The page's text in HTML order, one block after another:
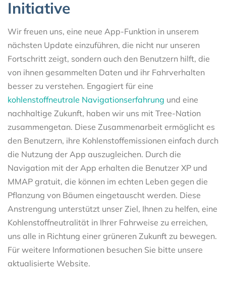
Initiative
Wir freuen uns, eine neue App-Funktion in unserem
nächsten Update einzuführen, die nicht nur unseren
Fortschritt zeigt, sondern auch den Benutzern hilft, die
von ihnen gesammelten Daten und ihr Fahrverhalten
besser zu verstehen. Engagiert für eine
kohlenstoffneutrale Navigationserfahrung und eine
nachhaltige Zukunft, haben wir uns mit Tree-Nation
zusammengetan. Diese Zusammenarbeit ermöglicht es
den Benutzern, ihre Kohlenstoffemissionen einfach durch
die Nutzung der App auszugleichen. Durch die
Navigation mit der App erhalten die Benutzer XP und
MMAP gratuit, die können im echten Leben gegen die
Pflanzung von Bäumen eingetauscht werden. Diese
Anstrengung unterstützt unser Ziel, Ihnen zu helfen, eine
Kohlenstoffneutralität in Ihrer Fahrweise zu erreichen,
uns alle in Richtung einer grüneren Zukunft zu bewegen.
Für weitere Informationen besuchen Sie bitte unsere
aktualisierte Website.